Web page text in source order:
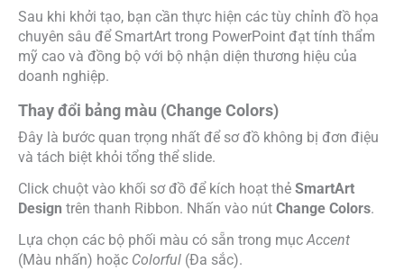
Sau khi khởi tạo, bạn cần thực hiện các tùy chỉnh đồ họa
chuyên sâu để SmartArt trong PowerPoint đạt tính thẩm
mỹ cao và đồng bộ với bộ nhận diện thương hiệu của
doanh nghiệp.
Thay đổi bảng màu (Change Colors)
Đây là bước quan trọng nhất để sơ đồ không bị đơn điệu
và tách biệt khỏi tổng thể slide.
Click chuột vào khối sơ đồ để kích hoạt thẻ SmartArt
Design trên thanh Ribbon. Nhấn vào nút Change Colors.
Lựa chọn các bộ phối màu có sẵn trong mụcAccent
(Màu nhấn) hoặc Colorful (Đa sắc).